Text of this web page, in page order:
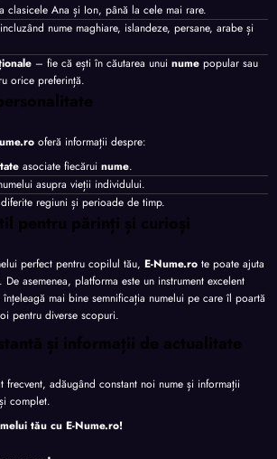
clasicele Ana și Ion, până la cele mai rare.
nume maghiare, islandeze, persane, arabe și
– fie că ești în căutarea unui nume popular sau
orice preferință.
oferă informații despre:
asociate fiecărui nume.
asupra vieții individului.
regiuni și perioade de timp.
pentru părinți și curioși
perfect pentru copilul tău, E-Nume.ro te poate ajuta
asemenea, platforma este un instrument excelent
mai bine semnificația numelui pe care îl poartă
pentru diverse scopuri.
și informații de actualitate
frecvent, adăugând constant noi nume și informații
complet.
tău cu E-Nume.ro!